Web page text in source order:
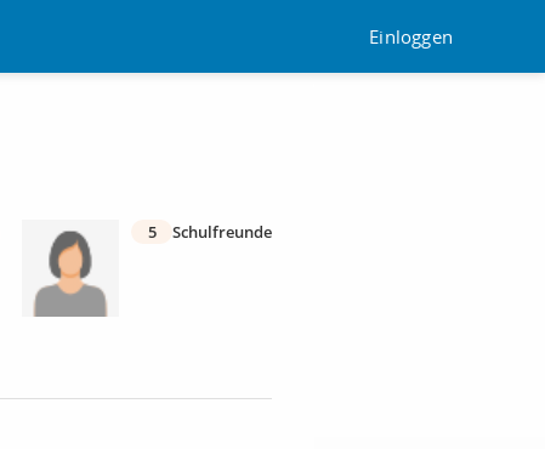
Einloggen
5 Schulfreunde